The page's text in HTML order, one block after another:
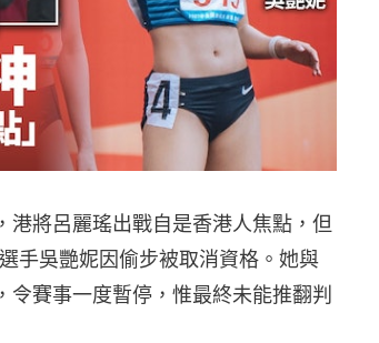
港將呂麗瑤出戰自是香港人焦點，但
手吳艷妮因偷步被取消資格。她與
賽事一度暫停，惟最終未能推翻判